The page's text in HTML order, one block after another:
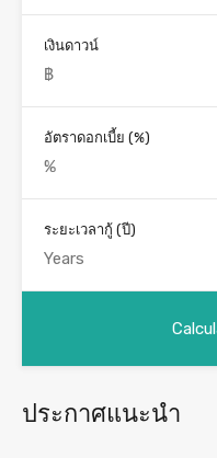
เงินดาวน์
อัตราดอกเบี้ย (%)
ระยะเวลากู้ (ปี)
ประกาศแนะนำ